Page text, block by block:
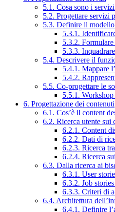
5.1. Cosa sono i
5.2. Progettare servizi
5.3. Definire il
5.3.1.
5.3.2.
5.3.3.
5.4. Descrivere il
5.4.1. Mappare
5.4.2.
5.5. Co-progettare le
5.5.1.
6. Progettazione dei contenuti
6.1. Cos’è il content
6.2. Ricerca utente
6.2.1. Content
6.2.2. Dati di
6.2.3. Ricerca
6.2.4. Ricerca
6.3. Dalla ricerca ai
6.3.1. User
6.3.2. Job
6.3.3. Criteri di
6.4. Architettura
6.4.1. Definire